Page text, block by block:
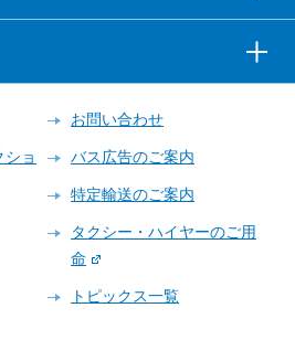
ョ
お問い合わせ
バス広告のご案内
特定輸送のご案内
タクシー・ハイヤーのご用
命
トピックス一覧